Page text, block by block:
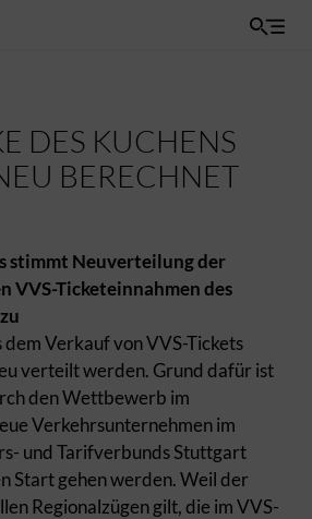
DES KUCHENS
BERECHNET
stimmt Neuverteilung der
VVS-Ticketeinnahmen des
dem Verkauf von VVS-Tickets
verteilt werden. Grund dafür ist
den Wettbewerb im
Verkehrsunternehmen im
und Tarifverbunds Stuttgart
Start gehen werden. Weil der
Regionalzügen gilt, die im VVS-